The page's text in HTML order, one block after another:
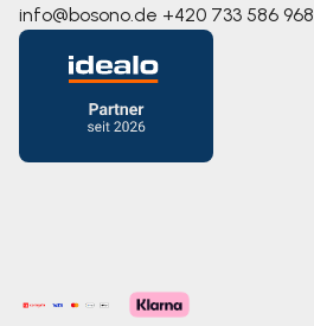
info@bosono.de +420 733 586 968